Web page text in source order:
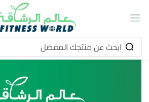
تسجيل دخول